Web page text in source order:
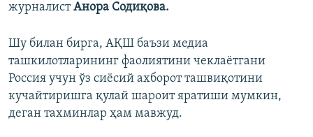
журналистАнора Содиқова.
Шу билан бирга, АҚШ баъзи медиа
ташкилотларининг фаолиятини чеклаётгани
Россия учун ўз сиёсий ахборот ташвиқотини
кучайтиришга қулай шароит яратиши мумкин,
деган тахминлар ҳам мавжуд.